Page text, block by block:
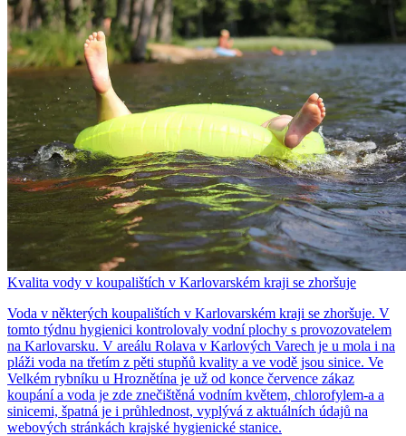
Kvalita vody v koupalištích v Karlovarském kraji se zhoršuje
Voda v některých koupalištích v Karlovarském kraji se zhoršuje. V
tomto týdnu hygienici kontrolovaly vodní plochy s provozovatelem
na Karlovarsku. V areálu Rolava v Karlových Varech je u mola i na
pláži voda na třetím z pěti stupňů kvality a ve vodě jsou sinice. Ve
Velkém rybníku u Hroznětína je už od konce července zákaz
koupání a voda je zde znečištěná vodním květem, chlorofylem-a a
sinicemi, špatná je i průhlednost, vyplývá z aktuálních údajů na
webových stránkách krajské hygienické stanice.